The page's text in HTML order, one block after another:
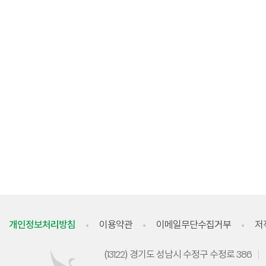
개인정보처리방침 이용약관 이메일무단수집거부 저
(13122) 경기도 성남시 수정구 수정로 386